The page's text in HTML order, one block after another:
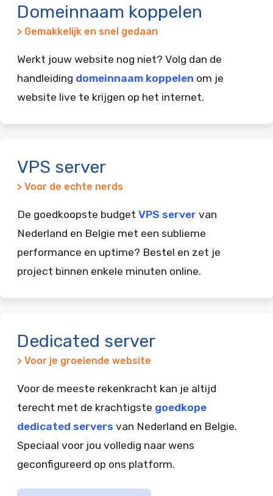
Domeinnaam koppelen
> Gemakkelijk en snel gedaan
Werkt jouw website nog niet? Volg dan de
handleiding domeinnaam koppelen om je
website live te krijgen op het internet.
VPS server
> Voor de echte nerds
De goedkoopste budget VPS server van
Nederland en Belgie met een sublieme
performance en uptime? Bestel en zet je
project binnen enkele minuten online.
Dedicated server
> Voor je groeiende website
Voor de meeste rekenkracht kan je altijd
terecht met de krachtigste goedkope
dedicated servers van Nederland en Belgie.
Speciaal voor jou volledig naar wens
geconfigureerd op ons platform.